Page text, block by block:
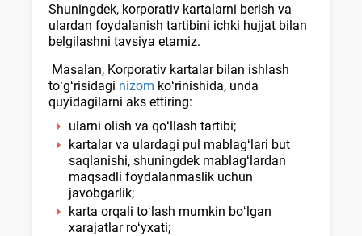
Shuningdek, korporativ kartalarni berish va
ulardan foydalanish tartibini ichki hujjat bilan
belgilashni tavsiya etamiz.
Masalan, Korporativ kartalar bilan ishlash
toʻgʻrisidagi nizom koʻrinishida, unda
quyidagilarni aks ettiring:
ularni olish va qoʻllash tartibi;
kartalar va ulardagi pul mablagʻlari but
saqlanishi, shuningdek mablagʻlardan
maqsadli foydalanmaslik uchun
javobgarlik;
karta orqali toʻlash mumkin boʻlgan
хarajatlar roʻyхati;